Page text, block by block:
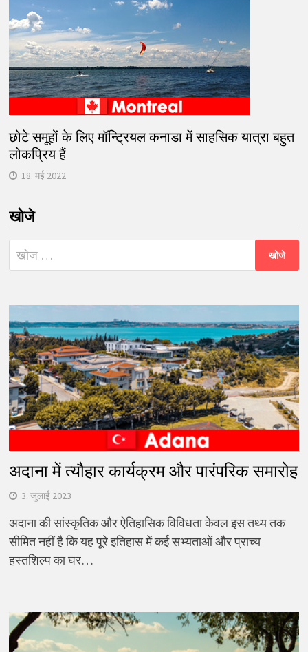
छोटे समूहों के लिए मॉन्ट्रियल कनाडा में साहसिक यात्रा बहुत
लोकप्रिय हैं
18. मई 2022
खोजे
निम्न
को
अदाना में त्यौहार कार्यक्रम और पारंपरिक समारोह
3. जुलाई 2023
अदाना की सांस्कृतिक और ऐतिहासिक विविधता केवल इस तथ्य तक
सीमित नहीं है कि यह पूरे इतिहास में कई सभ्यताओं और प्राच्य
हस्तशिल्प का घर…